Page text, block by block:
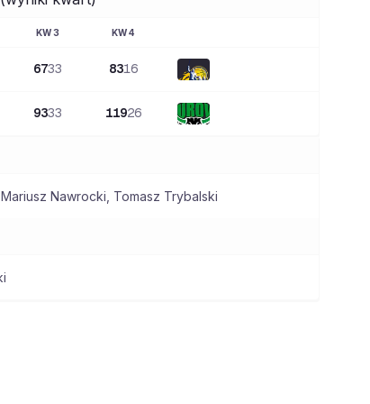
KW3 KW4
6733 8316
9333 11926
Mariusz Nawrocki Tomasz Trybalski